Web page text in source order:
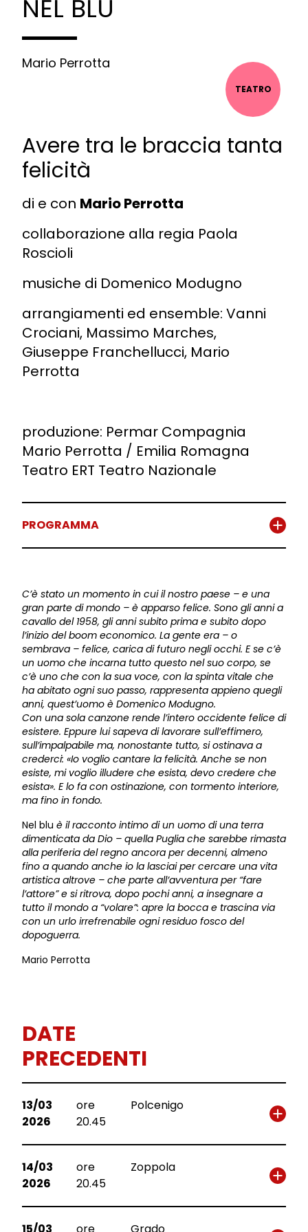
NEL BLU
Mario Perrotta
TEATRO
Avere tra le braccia tanta
felicità
di e con Mario Perrotta
collaborazione alla regia Paola
Roscioli
musiche di Domenico Modugno
arrangiamenti ed ensemble: Vanni
Crociani, Massimo Marches,
Giuseppe Franchellucci, Mario
Perrotta
produzione: Permar Compagnia
Mario Perrotta / Emilia Romagna
Teatro ERT Teatro Nazionale
PROGRAMMA
C’è stato un momento in cui il nostro paese – e una
gran parte di mondo – è apparso felice. Sono gli anni a
cavallo del 1958, gli anni subito prima e subito dopo
l’inizio del boom economico. La gente era – o
sembrava – felice, carica di futuro negli occhi. E se c’è
un uomo che incarna tutto questo nel suo corpo, se
c’è uno che con la sua voce, con la spinta vitale che
ha abitato ogni suo passo, rappresenta appieno quegli
anni, quest’uomo è Domenico Modugno.
Con una sola canzone rende l’intero occidente felice di
esistere. Eppure lui sapeva di lavorare sull’effimero,
sull’impalpabile ma, nonostante tutto, si ostinava a
crederci: «Io voglio cantare la felicità. Anche se non
esiste, mi voglio illudere che esista, devo credere che
esista». E lo fa con ostinazione, con tormento interiore,
ma fino in fondo.
Nel blu è il racconto intimo di un uomo di una terra
dimenticata da Dio – quella Puglia che sarebbe rimasta
alla periferia del regno ancora per decenni, almeno
fino a quando anche io la lasciai per cercare una vita
artistica altrove – che parte all’avventura per “fare
l’attore” e si ritrova, dopo pochi anni, a insegnare a
tutto il mondo a “volare”: apre la bocca e trascina via
con un urlo irrefrenabile ogni residuo fosco del
dopoguerra.
Mario Perrotta
DATE
PRECEDENTI
13/03
2026
ore
20.45
Polcenigo
14/03
2026
ore
20.45
Zoppola
15/03 ore Grado